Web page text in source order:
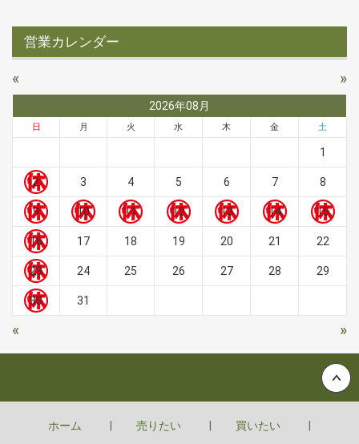
営業カレンダー
« »
2026年08月
日 月 火 水 木 金 土
1
2 3 4 5 6 7 8
9 10 11 12 13 14 15
16 17 18 19 20 21 22
23 24 25 26 27 28 29
30 31
« »
ホーム 売りたい 買いたい